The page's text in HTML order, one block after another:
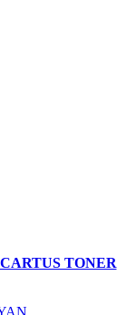
TONER